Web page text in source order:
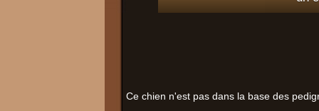
Ce chien n'est pas dans la base des